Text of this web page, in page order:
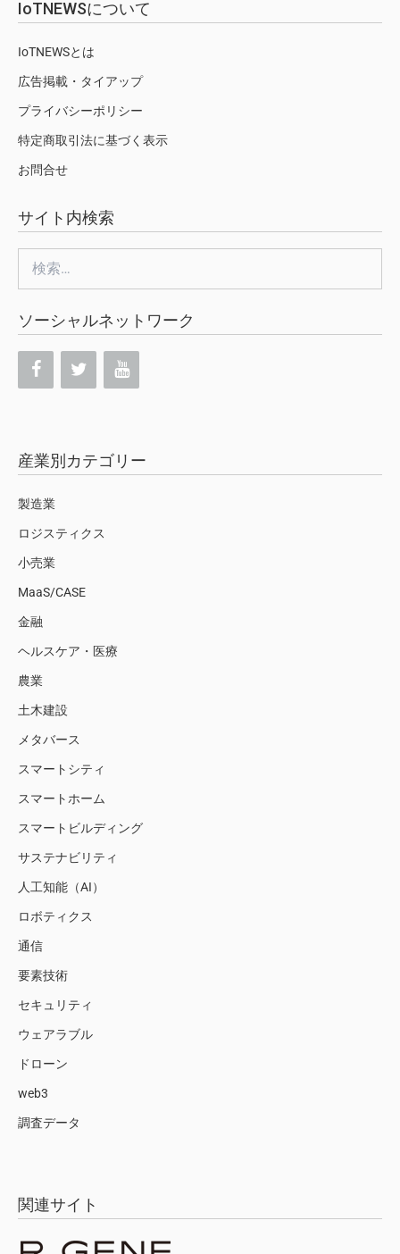
IoTNEWSについて
IoTNEWSとは
広告掲載・タイアップ
プライバシーポリシー
特定商取引法に基づく表示
お問合せ
サイト内検索
索:
ソーシャルネットワーク
産業別カテゴリー
製造業
ロジスティクス
小売業
MaaS/CASE
金融
ヘルスケア・医療
農業
土木建設
メタバース
スマートシティ
スマートホーム
スマートビルディング
サステナビリティ
人工知能（AI）
ロボティクス
通信
要素技術
セキュリティ
ウェアラブル
ドローン
web3
調査データ
関連サイト